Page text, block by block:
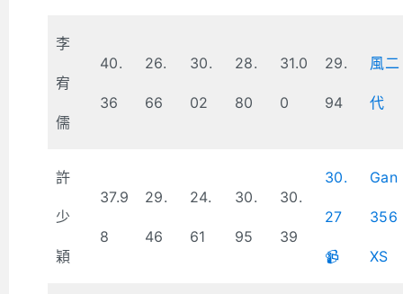
李
宥
儒
40.
36
26.
66
30.
02
28.
80
31.0
0
29.
94
風二
代
許
少
穎
37.9
8
29.
46
24.
61
30.
95
30.
39
30.
27
📹
Gan
356
XS